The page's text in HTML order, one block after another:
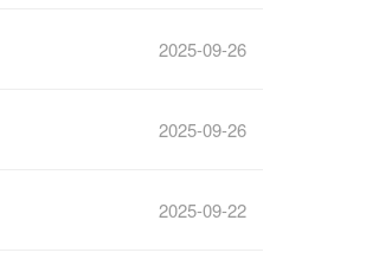
2025-09-26
2025-09-26
2025-09-22